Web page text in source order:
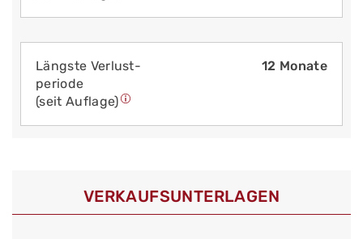
Längste Verlust­
periode
(seit Auflage)
12 Monate
VERKAUFS­UNTERLAGEN